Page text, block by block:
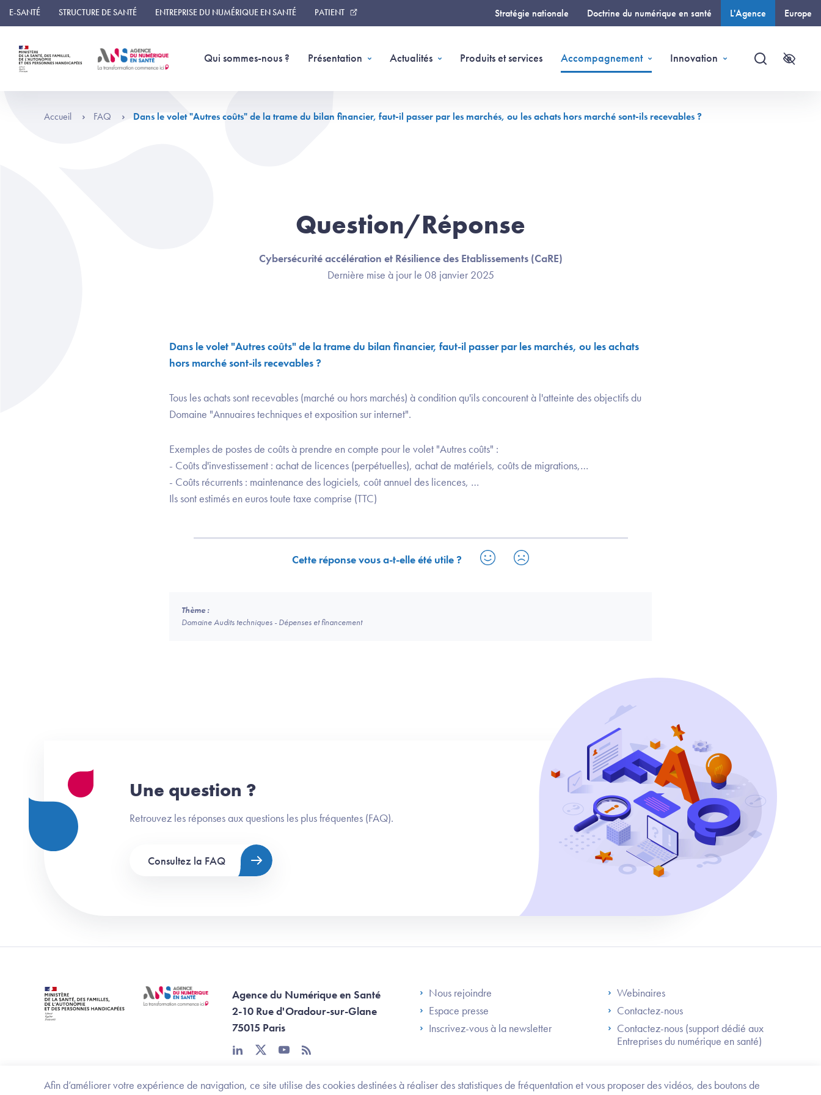
Panneau de gestion des cookies
Afin d’améliorer votre expérience de navigation, ce site utilise des cookies destinées à réaliser des statistiques de fréquentation et vous proposer des vidéos, des boutons de
E-SANTÉ STRUCTURE DE SANTÉ ENTREPRISE DU NUMÉRIQUE EN SANTÉ PATIENT Stratégie nationale Doctrine du numérique en santé L'Agence Europe
Qui sommes-nous ? Présentation Actualités Produits et services Accompagnement Innovation
Recherche
Accueil FAQ Dans le volet "Autres coûts" de la trame du bilan financier, faut-il passer par les marchés, ou les achats hors marché sont-ils recevables ?
Question/Réponse
Cybersécurité accélération et Résilience des Etablissements (CaRE)
Dernière mise à jour le 08 janvier 2025
Dans le volet "Autres coûts" de la trame du bilan financier, faut-il passer par les marchés, ou les achats
hors marché sont-ils recevables ?
Tous les achats sont recevables (marché ou hors marchés) à condition qu'ils concourent à l'atteinte des objectifs du
Domaine "Annuaires techniques et exposition sur internet".
Exemples de postes de coûts à prendre en compte pour le volet "Autres coûts" : ​
- Coûts d'investissement : achat de licences (perpétuelles), achat de matériels, coûts de migrations,…​
- Coûts récurrents : maintenance des logiciels, coût annuel des licences, …​
Ils sont estimés en euros toute taxe comprise (TTC)​
Cette réponse vous a-t-elle été utile ?
Thème :
Domaine Audits techniques - Dépenses et financement
Une question ?
Retrouvez les réponses aux questions les plus fréquentes (FAQ).
Consultez la FAQ
Agence du Numérique en Santé
2-10 Rue d'Oradour-sur-Glane
75015 Paris
linkedintwitteryoutube
rss
Footer Left ANS
Nous rejoindre
Espace presse
Inscrivez-vous à la newsletter
Footer Right ANS
Webinaires
Contactez-nous
Contactez-nous (support dédié aux
Entreprises du numérique en santé)